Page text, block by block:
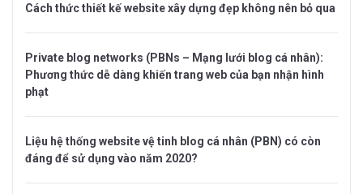
Cách thức thiết kế website xây dựng đẹp không nên bỏ qua
Private blog networks (PBNs – Mạng lưới blog cá nhân):
Phương thức dễ dàng khiến trang web của bạn nhận hình
phạt
Liệu hệ thống website vệ tinh blog cá nhân (PBN) có còn
đáng để sử dụng vào năm 2020?